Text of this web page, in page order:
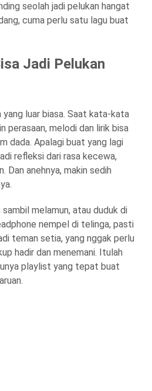
seolah jadi pelukan hangat
cuma perlu satu lagu buat
Jadi Pelukan
yang luar biasa. Saat kata-kata
perasaan, melodi dan lirik bisa
dada. Apalagi buat yang lagi
refleksi dari rasa kecewa,
Dan anehnya, makin sedih
melamun, atau duduk di
nempel di telinga, pasti
teman setia, yang nggak perlu
hadir dan menemani. Itulah
playlist yang tepat buat